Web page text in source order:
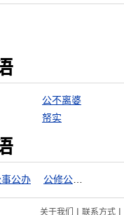
公不离婆
帑实
事公办
关于我们 | 联系方式|